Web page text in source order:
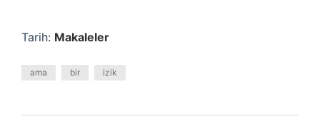
Tarih: Makaleler
ama bir izik